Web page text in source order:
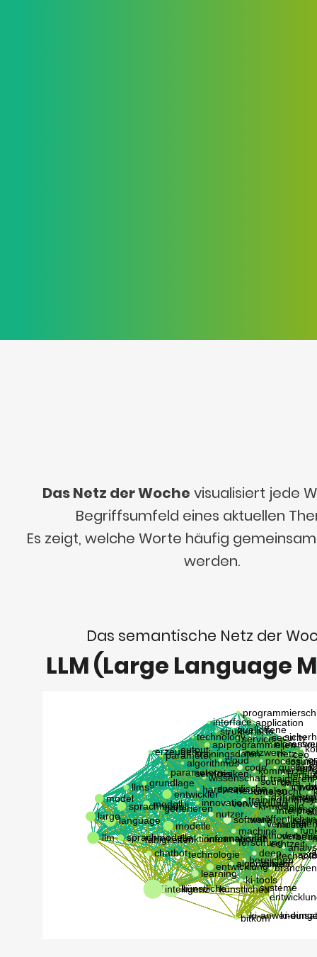
Das Netz der Woche visualisiert jede
Begriffsumfeld eines aktuellen
Es zeigt, welche Worte häufig
werden.
Das semantische Netz der
LLM (Large Language